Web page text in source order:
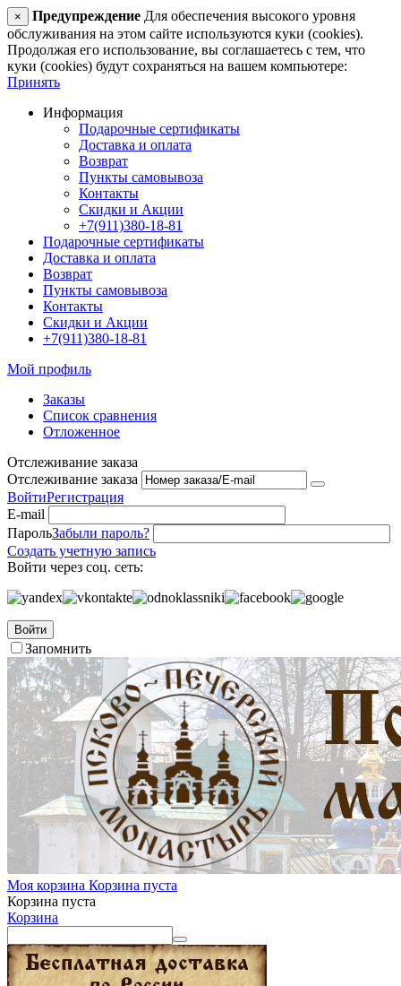
× Предупреждение Для обеспечения высокого уровня
обслуживания на этом сайте используются куки (cookies).
Продолжая его использование, вы соглашаетесь с тем, что
куки (cookies) будут сохраняться на вашем компьютере:
Принять
Информация
Подарочные сертификаты
Доставка и оплата
Возврат
Пункты самовывоза
Контакты
Скидки и Акции
+7(911)380-18-81
Подарочные сертификаты
Доставка и оплата
Возврат
Пункты самовывоза
Контакты
Скидки и Акции
+7(911)380-18-81
Мой профиль
Заказы
Список сравнения
Отложенное
Отслеживание заказа
Отслеживание заказа
ВойтиРегистрация
E-mail
ПарольЗабыли пароль?
Создать учетную запись
Войти через соц. сеть:
Войти
Запомнить
Моя корзина Корзина пуста
Корзина пуста
Корзина